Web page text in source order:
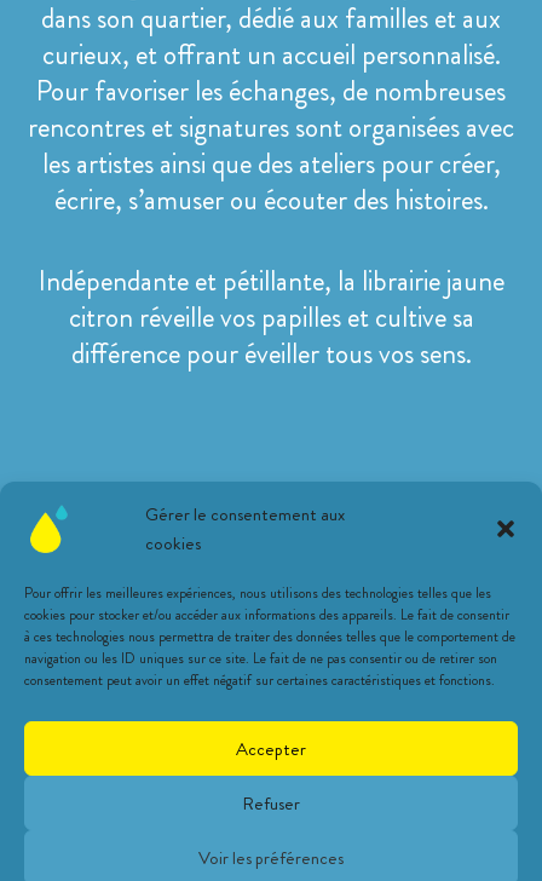
Gérer le consentement aux
cookies
Pour offrir les meilleures expériences, nous utilisons des technologies telles que les
cookies pour stocker et/ou accéder aux informations des appareils. Le fait de consentir
à ces technologies nous permettra de traiter des données telles que le comportement de
navigation ou les ID uniques sur ce site. Le fait de ne pas consentir ou de retirer son
consentement peut avoir un effet négatif sur certaines caractéristiques et fonctions.
Accepter
Refuser
Voir les préférences
dans son quartier, dédié aux familles et aux
curieux, et offrant un accueil personnalisé.
Pour favoriser les échanges, de nombreuses
rencontres et signatures sont organisées avec
les artistes ainsi que des ateliers pour créer,
écrire, s’amuser ou écouter des histoires.
Indépendante et pétillante, la librairie jaune
citron réveille vos papilles et cultive sa
différence pour éveiller tous vos sens.
Suivez-nous sur les réseaux !
Une librairie citronnée
Animations
Expositions
Coups de coeur
Infos pratiques
Contact
Politique de cookies (UE)